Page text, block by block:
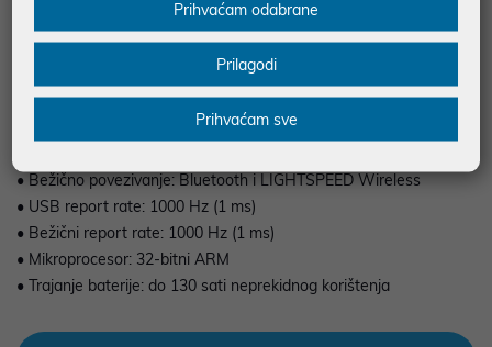
• Maksimalno ubrzanje: preko 40 G
• Kotačić za pomicanje: Da
• Ugrađena memorija: do 5 profila
• Bežično povezivanje: Bluetooth i LIGHTSPEED Wireless
• USB report rate: 1000 Hz (1 ms)
• Bežični report rate: 1000 Hz (1 ms)
• Mikroprocesor: 32-bitni ARM
• Trajanje baterije: do 130 sati neprekidnog korištenja
Prihvaćam odabrane
Prilagodi
Prihvaćam sve